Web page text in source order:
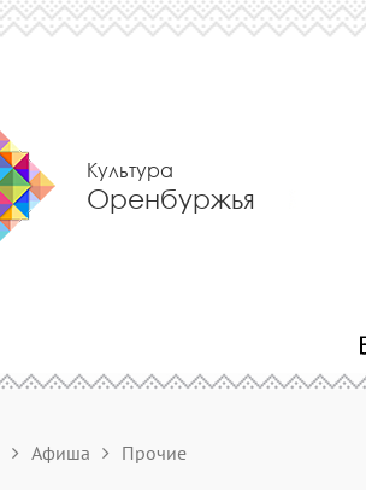
Культура
Оренбуржья
Афиша Прочие